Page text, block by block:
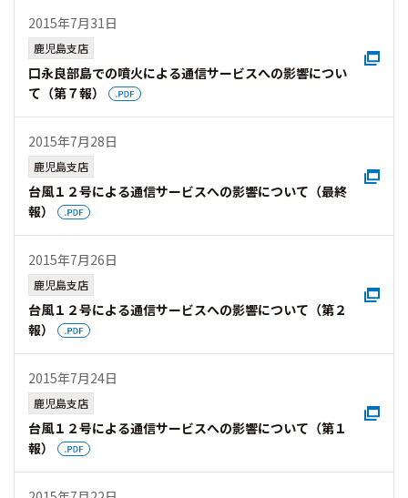
2015年7月31日
鹿児島支店
口永良部島での噴火による通信サービスへの影響につい
て（第７報）
2015年7月28日
鹿児島支店
台風１２号による通信サービスへの影響について（最終
報）
2015年7月26日
鹿児島支店
台風１２号による通信サービスへの影響について（第２
報）
2015年7月24日
鹿児島支店
台風１２号による通信サービスへの影響について（第１
報）